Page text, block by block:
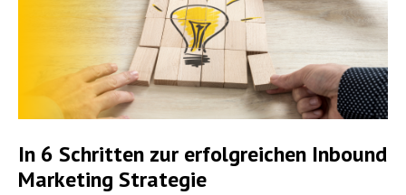
In 6 Schritten zur erfolgreichen Inbound
Marketing Strategie